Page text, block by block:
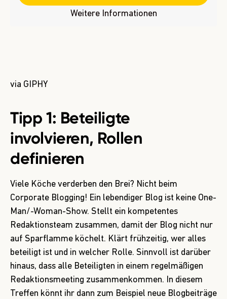
Weitere Informationen
via GIPHY
Tipp 1: Beteiligte
involvieren, Rollen
definieren
Viele Köche verderben den Brei? Nicht beim
Corporate Blogging! Ein lebendiger Blog ist keine One-
Man/-Woman-Show. Stellt ein kompetentes
Redaktionsteam zusammen, damit der Blog nicht nur
auf Sparflamme köchelt. Klärt frühzeitig, wer alles
beteiligt ist und in welcher Rolle. Sinnvoll ist darüber
hinaus, dass alle Beteiligten in einem regelmäßigen
Redaktionsmeeting zusammenkommen. In diesem
Treffen könnt ihr dann zum Beispiel neue Blogbeiträge